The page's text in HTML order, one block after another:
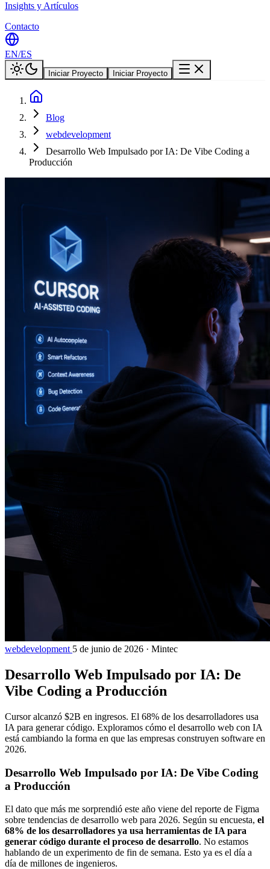
Insights y Artículos
Contacto
EN/ES
Iniciar Proyecto Iniciar Proyecto
Blog
webdevelopment
Desarrollo Web Impulsado por IA: De Vibe Coding a
Producción
webdevelopment 5 de junio de 2026 · Mintec
Desarrollo Web Impulsado por IA: De
Vibe Coding a Producción
Cursor alcanzó $2B en ingresos. El 68% de los desarrolladores usa
IA para generar código. Exploramos cómo el desarrollo web con IA
está cambiando la forma en que las empresas construyen software en
2026.
Desarrollo Web Impulsado por IA: De Vibe Coding
a Producción
El dato que más me sorprendió este año viene del reporte de Figma
sobre tendencias de desarrollo web para 2026. Según su encuesta, el
68% de los desarrolladores ya usa herramientas de IA para
generar código durante el proceso de desarrollo. No estamos
hablando de un experimento de fin de semana. Esto ya es el día a
día de millones de ingenieros.